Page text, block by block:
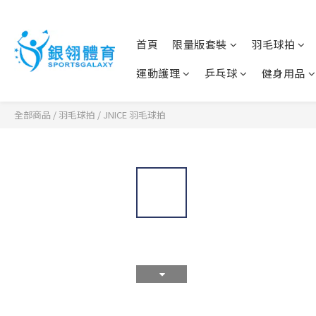
首頁 限量版套裝
羽毛球拍
運動護理
乒乓球 健身用品
全部商品 / 羽毛球拍 / JNICE 羽毛球拍